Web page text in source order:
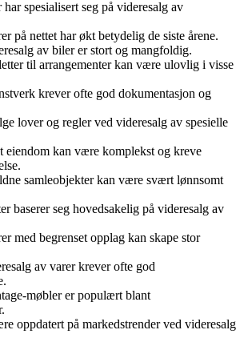
spesialisert seg på videresalg av
på nettet har økt betydelig de siste årene.
av biler er stort og mangfoldig.
til arrangementer kan være ulovlig i visse
krever ofte god dokumentasjon og
lover og regler ved videresalg av spesielle
eiendom kan være komplekst og kreve
samleobjekter kan være svært lønnsomt
baserer seg hovedsakelig på videresalg av
med begrenset opplag kan skape stor
av varer krever ofte god
møbler er populært blant
oppdatert på markedstrender ved videresalg